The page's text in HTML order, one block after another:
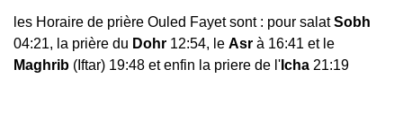
les Horaire de prière Ouled Fayet sont : pour salatSobh
04:21, la prière du Dohr 12:54, le Asr à 16:41 et le
Maghrib (Iftar) 19:48 et enfin la priere de l' Icha 21:19